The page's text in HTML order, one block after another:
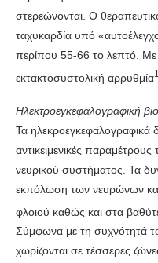
στερεώνονται. Ο
ταχυκαρδία υπό
περίπου 55-66 το λεπτό. Με
εκτακτοσυστολική αρρυθμία
Ηλεκτροεγκεφαλογραφική
Τα ηλεκροεγκεφαλογραφικά
αντικειμενικές
νευρικού συστήματος. Τα
εκπόλωση των νευρώνων
φλοιού καθώς και στα
Σύμφωνα με τη συχνότητά
χωρίζονται σε τέσσερες